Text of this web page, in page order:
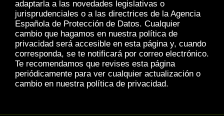
adaptarla a las novedades legislativas o
jurisprudenciales o a las directrices de la Agencia
Española de Protección de Datos. Cualquier
cambio que hagamos en nuestra política de
privacidad será accesible en esta página y, cuando
corresponda, se te notificará por correo electrónico.
Te recomendamos que revises esta página
periódicamente para ver cualquier actualización o
cambio en nuestra política de privacidad.